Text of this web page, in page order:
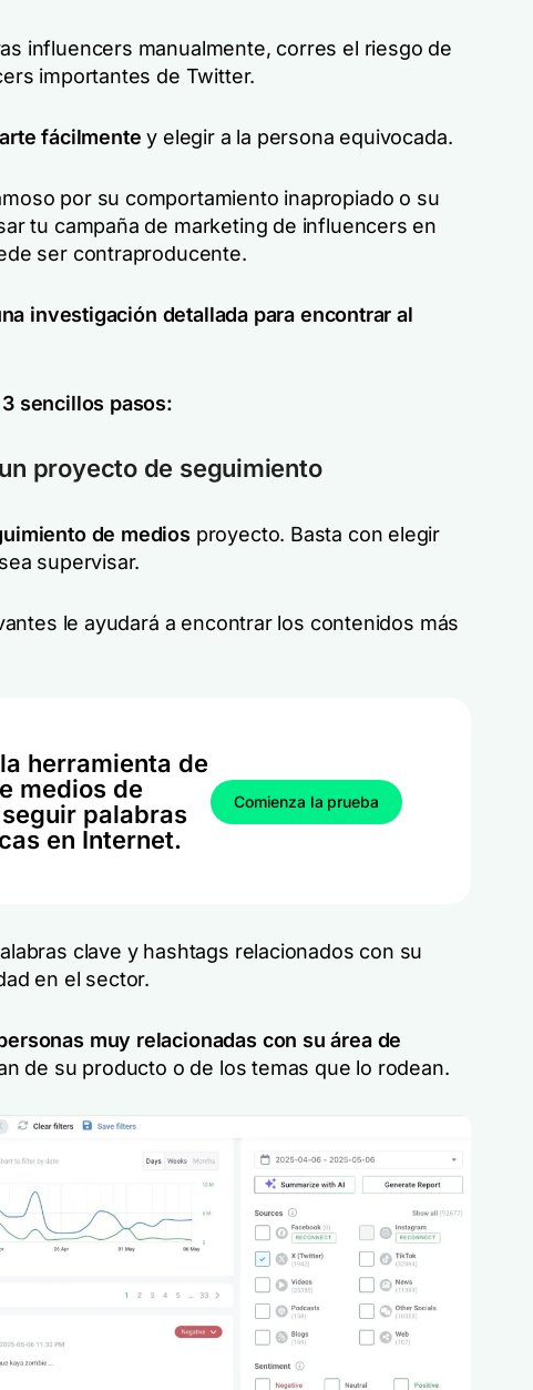
influencers manualmente, corres el riesgo de
importantes de Twitter.
fácilmente y elegir a la persona equivocada.
por su comportamiento inapropiado o su
tu campaña de marketing de influencers en
ser contraproducente.
investigación detallada para encontrar al
sencillos pasos:
proyecto de seguimiento
de medios proyecto. Basta con elegir
supervisar.
le ayudará a encontrar los contenidos más
herramienta de
medios de
palabras
en Internet.
Comienza la prueba
clave y hashtags relacionados con su
en el sector.
muy relacionadas con su área de
de su producto o de los temas que lo rodean.